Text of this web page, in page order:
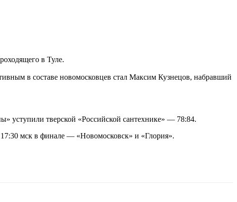
в Туле.
в составе новомосковцев стал Максим Кузнецов, набравший
уступили тверской «Российской сантехнике» — 78:84.
17:30 мск в финале — «Новомосковск» и «Глория».